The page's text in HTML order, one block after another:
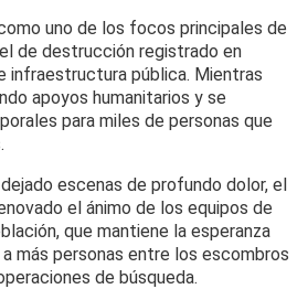
uno de los focos principales de
de destrucción registrado en
infraestructura pública. Mientras
apoyos humanitarios y se
para miles de personas que
escenas de profundo dolor, el
el ánimo de los equipos de
que mantiene la esperanza
más personas entre los escombros
de búsqueda.